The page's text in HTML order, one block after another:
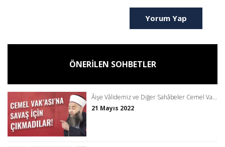
Yorum Yap
ÖNERİLEN SOHBETLER
Âişe Vâlidemiz ve Diğer Sahâbeler Cemel Va...
21 Mayıs 2022